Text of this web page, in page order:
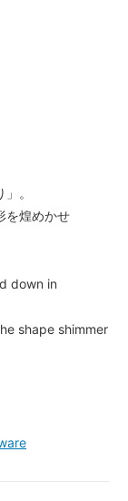
。
を煌めかせ
down in
shape shimmer